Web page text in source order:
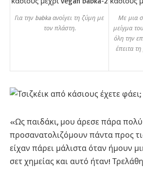
Για την babka ανοίγει τη ζύμη με
τον πλάστη.
Με μια
μείγμα
όλη την
έπειτα
«Ως παιδάκι, μου άρεσε πάρα πολύ
προσανατολιζόμουν πάντα προς
είχαν πάρει μάλιστα όταν ήμουν
σετ χημείας και αυτό ήταν!